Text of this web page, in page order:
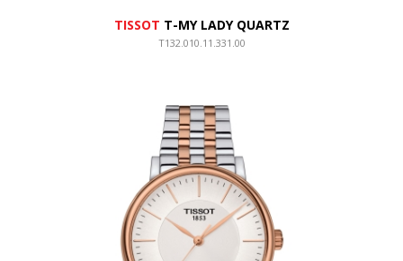
TISSOT T-MY LADY QUARTZ
T132.010.11.331.00